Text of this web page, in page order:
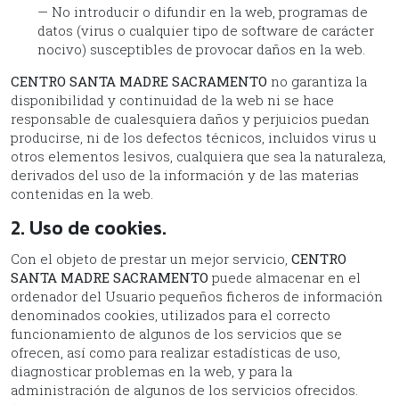
— No introducir o difundir en la web, programas de
datos (virus o cualquier tipo de software de carácter
nocivo) susceptibles de provocar daños en la web.
CENTRO SANTA MADRE SACRAMENTO no garantiza la
disponibilidad y continuidad de la web ni se hace
responsable de cualesquiera daños y perjuicios puedan
producirse, ni de los defectos técnicos, incluidos virus u
otros elementos lesivos, cualquiera que sea la naturaleza,
derivados del uso de la información y de las materias
contenidas en la web.
2. Uso de cookies.
Con el objeto de prestar un mejor servicio, CENTRO
SANTA MADRE SACRAMENTO puede almacenar en el
ordenador del Usuario pequeños ficheros de información
denominados cookies, utilizados para el correcto
funcionamiento de algunos de los servicios que se
ofrecen, así como para realizar estadísticas de uso,
diagnosticar problemas en la web, y para la
administración de algunos de los servicios ofrecidos.